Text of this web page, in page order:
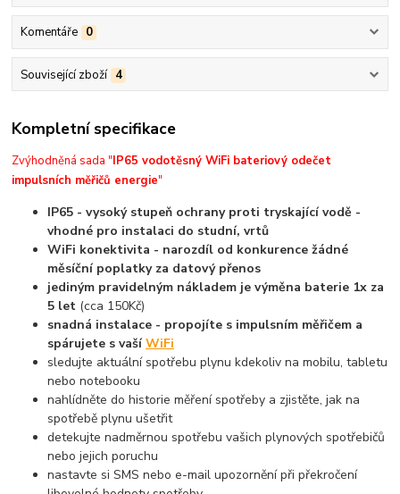
Komentáře 0
Související zboží 4
Kompletní specifikace
Zvýhodněná sada "IP65 vodotěsný WiFi bateriový odečet
impulsních měřičů energie"
IP65 - vysoký stupeň ochrany proti tryskající vodě -
vhodné pro instalaci do studní, vrtů
WiFi konektivita - narozdíl od konkurence žádné
měsíční poplatky za datový přenos
jediným pravidelným nákladem je výměna baterie 1x za
5 let (cca 150Kč)
snadná instalace - propojíte s impulsním měřičem a
spárujete s vašíWiFi
sledujte aktuální spotřebu plynu kdekoliv na mobilu, tabletu
nebo notebooku
nahlídněte do historie měření spotřeby a zjistěte, jak na
spotřebě plynu ušetřit
detekujte nadměrnou spotřebu vašich plynových spotřebičů
nebo jejich poruchu
nastavte si SMS nebo e-mail upozornění při překročení